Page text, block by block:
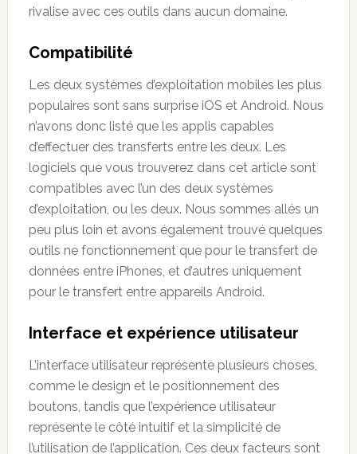
rivalise avec ces outils dans aucun domaine.
Compatibilité
Les deux systèmes d’exploitation mobiles les plus
populaires sont sans surprise iOS et Android. Nous
n’avons donc listé que les applis capables
d’effectuer des transferts entre les deux. Les
logiciels que vous trouverez dans cet article sont
compatibles avec l’un des deux systèmes
d’exploitation, ou les deux. Nous sommes allés un
peu plus loin et avons également trouvé quelques
outils ne fonctionnement que pour le transfert de
données entre iPhones, et d’autres uniquement
pour le transfert entre appareils Android.
Interface et expérience utilisateur
L’interface utilisateur représente plusieurs choses,
comme le design et le positionnement des
boutons, tandis que l’expérience utilisateur
représente le côté intuitif et la simplicité de
l’utilisation de l’application. Ces deux facteurs sont